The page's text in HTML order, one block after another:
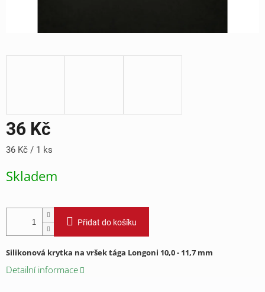
36 Kč
Měrná
36 Kč / 1 ks
Skladem
Přidat do košíku
Silikonová krytka na vršek tága Longoni 10,0 - 11,7 mm
Detailní informace